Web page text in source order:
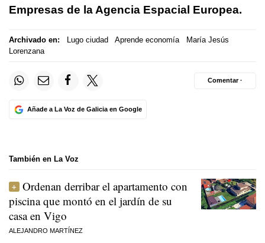
Empresas de la Agencia Espacial Europea.
Archivado en: Lugo ciudad Aprende economía
María Jesús
Lorenzana
Añade a La Voz de Galicia en Google
Comentar ·
También en La Voz
Ordenan derribar el apartamento con
piscina que montó en el jardín de su
casa en Vigo
ALEJANDRO MARTÍNEZ